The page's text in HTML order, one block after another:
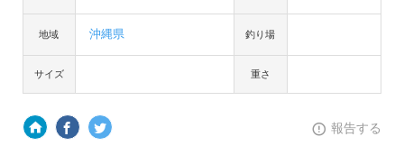
地域 沖縄県 釣り場
サイズ 重さ
報告する